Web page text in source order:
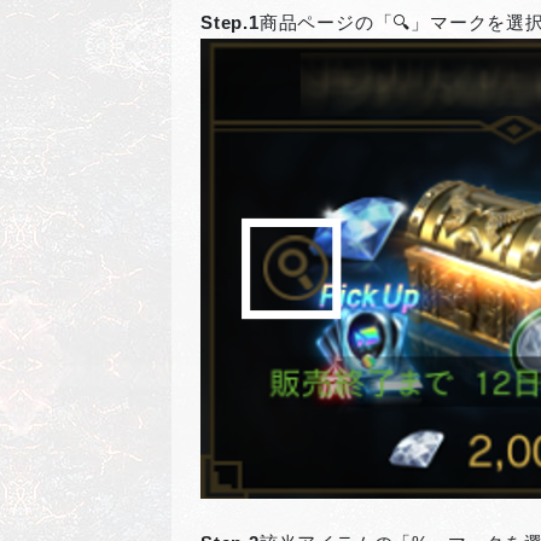
Step.1商品ページの「🔍」マークを選